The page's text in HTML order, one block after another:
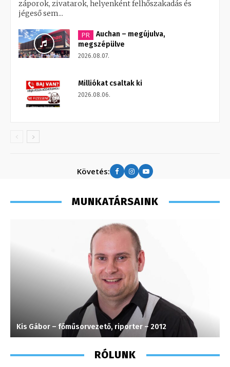
záporok, zivatarok, helyenként felhőszakadás és
jégeső sem...
PR
Auchan – megújulva,
megszépülve
2026.08.07.
Milliókat csaltak ki
2026.08.06.
Követés:
MUNKATÁRSAINK
Kis Gábor – főműsorvezető, riporter – 2012
RÓLUNK